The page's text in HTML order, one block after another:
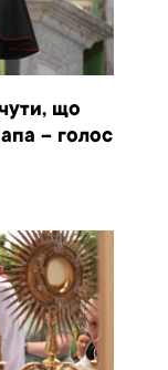
що
– голос